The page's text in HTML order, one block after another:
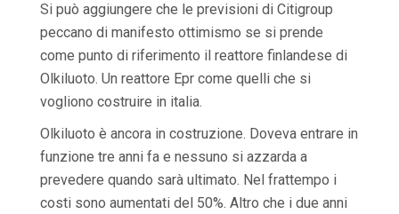
Si può aggiungere che le previsioni di Citigroup
peccano di manifesto ottimismo se si prende
come punto di riferimento il reattore finlandese di
Olkiluoto. Un reattore Epr come quelli che si
vogliono costruire in italia.
Olkiluoto è ancora in costruzione. Doveva entrare in
funzione tre anni fa e nessuno si azzarda a
prevedere quando sarà ultimato. Nel frattempo i
costi sono aumentati del 50%. Altro che i due anni